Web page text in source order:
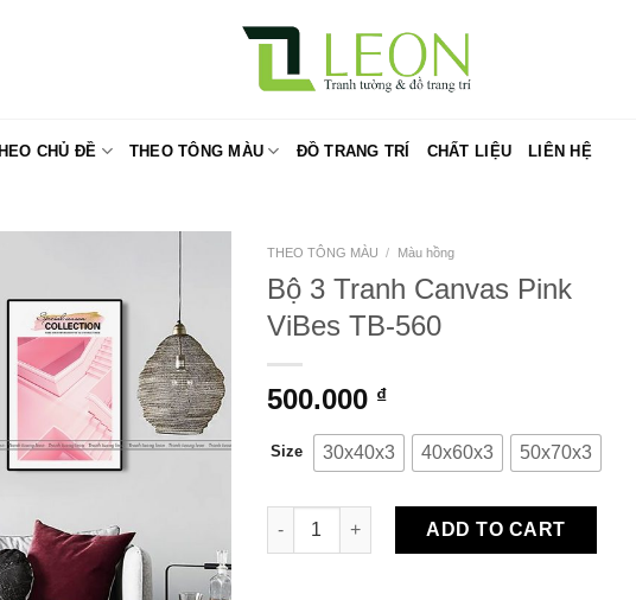
CHỦ ĐỀ THEO TÔNG MÀU ĐỒ TRANG TRÍ CHẤT LIỆU LIÊN HỆ
THEO TÔNG MÀU / Màu hồng
Bộ 3 Tranh Canvas Pink
ViBes TB-560
500.000 ₫
Size 30x40x3 40x60x3 50x70x3
Bộ 3 Tranh Canvas Pink ViBes TB-560 quantity
ADD TO CART